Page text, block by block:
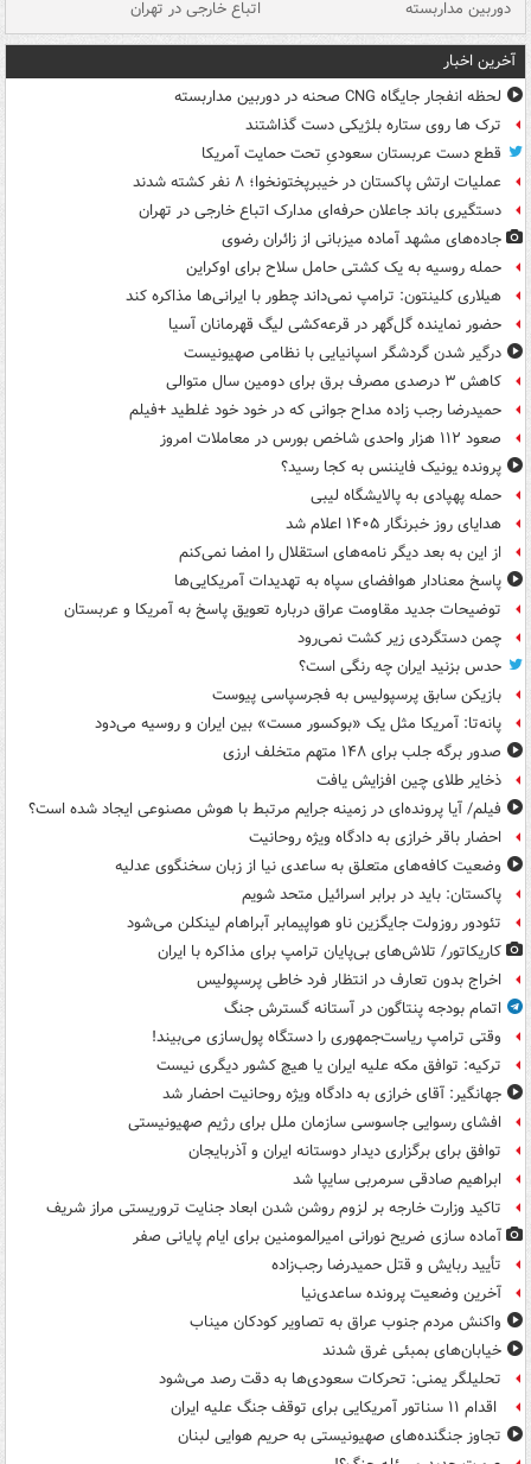
دوربین مداربسته اتباع خارجی در تهران
آخرین اخبار
لحظه انفجار جایگاه CNG صحنه در دوربین مداربسته
ترک ها روی ستاره بلژیکی دست گذاشتند
قطع دست عربستان سعودیِ تحت حمایت آمریکا
عملیات ارتش پاکستان در خیبرپختونخوا؛ ۸ نفر کشته شدند
دستگیری باند جاعلان حرفه‌ای مدارک اتباع خارجی در تهران
جاده‌های مشهد آماده میزبانی از زائران رضوی
حمله روسیه به یک کشتی حامل سلاح برای اوکراین
هیلاری کلینتون: ترامپ نمی‌داند چطور با ایرانی‌ها مذاکره کند
حضور نماینده گل‌گهر در قرعه‌کشی لیگ قهرمانان آسیا
درگیر شدن گردشگر اسپانیایی با نظامی صهیونیست
کاهش ۳ درصدی مصرف برق برای دومین سال متوالی
حمیدرضا رجب زاده مداح جوانی که در خود خود غلطید +فیلم
صعود ۱۱۲ هزار واحدی شاخص بورس در معاملات امروز
پرونده یونیک فایننس به کجا رسید؟
حمله پهپادی به پالایشگاه لیبی
هدایای روز خبرنگار ۱۴۰۵ اعلام شد
از این به بعد دیگر نامه‌های استقلال را امضا نمی‌کنم
پاسخ معنادار هوافضای سپاه به تهدیدات آمریکایی‌ها
توضیحات جدید مقاومت عراق درباره تعویق پاسخ به آمریکا و عربستان
چمن دستگردی زیر کشت نمی‌رود
حدس بزنید ایران چه رنگی است؟
بازیکن سابق پرسپولیس به فجرسپاسی پیوست
پانه‌تا: آمریکا مثل یک «بوکسور مست» بین ایران و روسیه می‌دود
صدور برگه جلب برای ۱۴۸ متهم متخلف ارزی
ذخایر طلای چین افزایش یافت
فیلم/ آیا پرونده‌ای در زمینه جرایم مرتبط با هوش مصنوعی ایجاد شده است؟
احضار باقر خرازی به دادگاه ویژه روحانیت
وضعیت کافه‌های متعلق به ساعدی نیا از زبان سخنگوی عدلیه
پاکستان: باید در برابر اسرائیل متحد شویم
تئودور روزولت جایگزین ناو هواپیمابر آبراهام لینکلن می‌شود
کاریکاتور/ تلاش‌های بی‌پایان ترامپ برای مذاکره با ایران
اخراج بدون تعارف در انتظار فرد خاطی پرسپولیس
اتمام بودجه پنتاگون در آستانه گسترش جنگ
وقتی ترامپ ریاست‌جمهوری را دستگاه پول‌سازی می‌بیند!
ترکیه: توافق مکه علیه ایران یا هیچ کشور دیگری نیست
جهانگیر: آقای خرازی به دادگاه ویژه روحانیت احضار شد
افشای رسوایی جاسوسی سازمان ملل برای رژیم صهیونیستی
توافق برای برگزاری دیدار دوستانه ایران و آذربایجان
ابراهیم صادقی سرمربی سایپا شد
تاکید وزارت خارجه بر لزوم روشن شدن ابعاد جنایت تروریستی مراز شریف
آماده سازی ضریح نورانی امیرالمومنین برای ایام پایانی صفر
تأیید ربایش و قتل حمیدرضا رجب‌زاده
آخرین وضعیت پرونده ساعدی‌نیا
واکنش مردم جنوب عراق به تصاویر کودکان میناب
خیابان‌های بمبئی غرق شدند
تحلیلگر یمنی: تحرکات سعودی‌ها به دقت رصد می‌شود
اقدام ۱۱ سناتور آمریکایی برای توقف جنگ علیه ایران
تجاوز جنگنده‌های صهیونیستی به حریم هوایی لبنان